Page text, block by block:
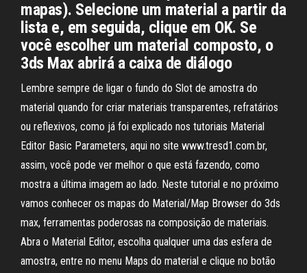
mapas). Selecione um material a partir da
lista e, em seguida, clique em OK. Se
você escolher um material composto, o
3ds Max abrirá a caixa de diálogo
Lembre sempre de ligar o fundo do Slot de amostra do
material quando for criar materiais transparentes, refratários
ou reflexivos, como já foi explicado nos tutoriais Material
Editor Basic Parameters, aqui no site www.tresd1.com.br,
assim, você pode ver melhor o que está fazendo, como
mostra a última imagem ao lado. Neste tutorial e no próximo
vamos conhecer os mapas do Material/Map Browser do 3ds
max, ferramentas poderosas na composição de materiais.
Abra o Material Editor, escolha qualquer uma das esfera de
amostra, entre no menu Maps do material e clique no botão